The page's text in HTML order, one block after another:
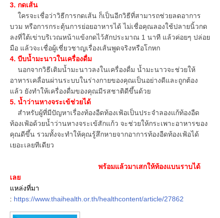
3. กดเส้น
ใครจะเชื่อว่าวิธีการกดเส้น ก็เป็นอีกวิธีที่สามารถช่วยลดอาการ
บวม หรือการกระตุ้นการย่อยอาหารได้ ไม่เชื่อคุณลองใช้ปลายนิ้วกด
ลงที่ใต้เข่าบริเวณหน้าแข้งกดไว้สักประมาณ 1 นาที แล้วค่อยๆ ปล่อย
มือ แล้วจะเชื่อผู้เชี่ยวชาญเรื่องเส้นพูดจริงหรือโกหก
4. บีบน้ำมะนาวในเครื่องดื่ม
นอกจากวิธีเติมน้ำมะนาวลงในเครื่องดื่ม น้ำมะนาวจะช่วยให้
อาหารเคลื่อนผ่านระบบในร่างกายของคุณเป็นอย่างดีและถูกต้อง
แล้ว ยังทำให้เครื่องดื่มของคุณมีรสชาติดีขึ้นด้วย
5. น้ำว่านหางจระเข้ช่วยได้
สำหรับผู้ที่มีปัญหาเรื่องท้องอืดท้องเฟ้อเป็นประจำลองแก้ท้องอืด
ท้องเฟ้อด้วยน้ำว่านหางจระเข้สักแก้ว จะช่วยให้กระเพาะอาหารของ
คุณดีขึ้น รวมทั้งจะทำให้คุณรู้สึกหายจากอาการท้องอืดท้องเฟ้อได้
เยอะเลยทีเดียว
พร้อมแล้วมาเสกให้ท้องแบนราบได้
เลย
แหล่งที่มา
: https://www.thaihealth.or.th/healthcontent/article/27862